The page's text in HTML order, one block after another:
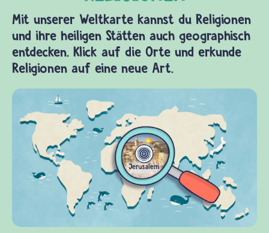
Mit unserer Weltkarte kannst du Religionen
und ihre heiligen Stätten auch geographisch
entdecken. Klick auf die Orte und erkunde
Religionen auf eine neue Art.